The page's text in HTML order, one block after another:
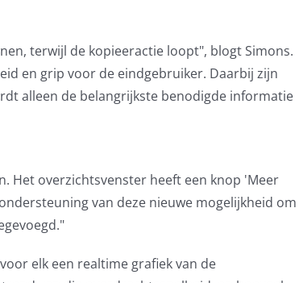
terwijl de kopieeractie loopt", blogt Simons.
en grip voor de eindgebruiker. Daarbij zijn
alleen de belangrijkste benodigde informatie
Het overzichtsvenster heeft een knop 'Meer
van deze nieuwe mogelijkheid om
elk een realtime grafiek van de